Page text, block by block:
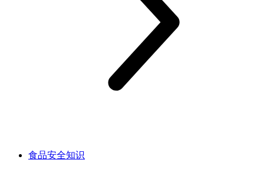
食品安全知识